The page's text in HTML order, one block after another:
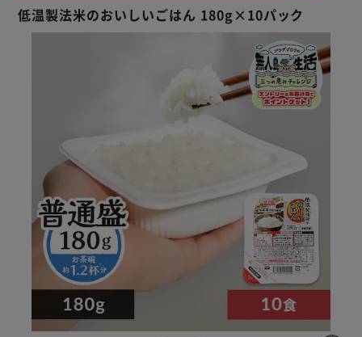
低温製法米のおいしいごはん 180g×10パック
※ご確認ください